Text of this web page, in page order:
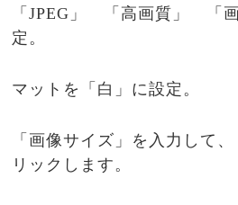
「JPEG」 「高画質」 「
定。
マットを「白」に設定。
「画像サイズ」を入力して
リックします。